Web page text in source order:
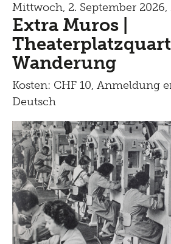
Mittwoch, 2. September 2026,
Extra Muros |
Wanderung
Kosten: CHF 10, Anmeldung
Deutsch